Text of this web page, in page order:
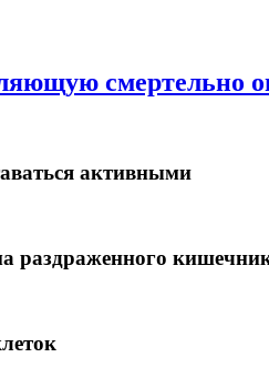
смертельно
активными
раздраженного